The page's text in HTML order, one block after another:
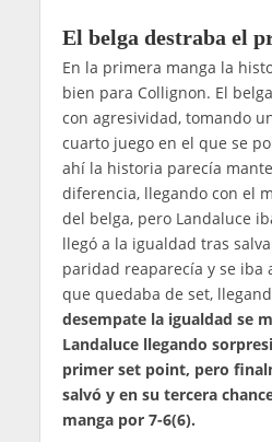
El belga destraba el
En la primera manga la
bien para Collignon. El
con agresividad, tomando
cuarto juego en el que se
ahí la historia parecía
diferencia, llegando con el
del belga, pero Landaluce
llegó a la igualdad tras
paridad reaparecía y se iba
que quedaba de set,
desempate la igualdad se
Landaluce llegando
primer set point, pero
salvó y en su tercera
manga por 7-6(6).